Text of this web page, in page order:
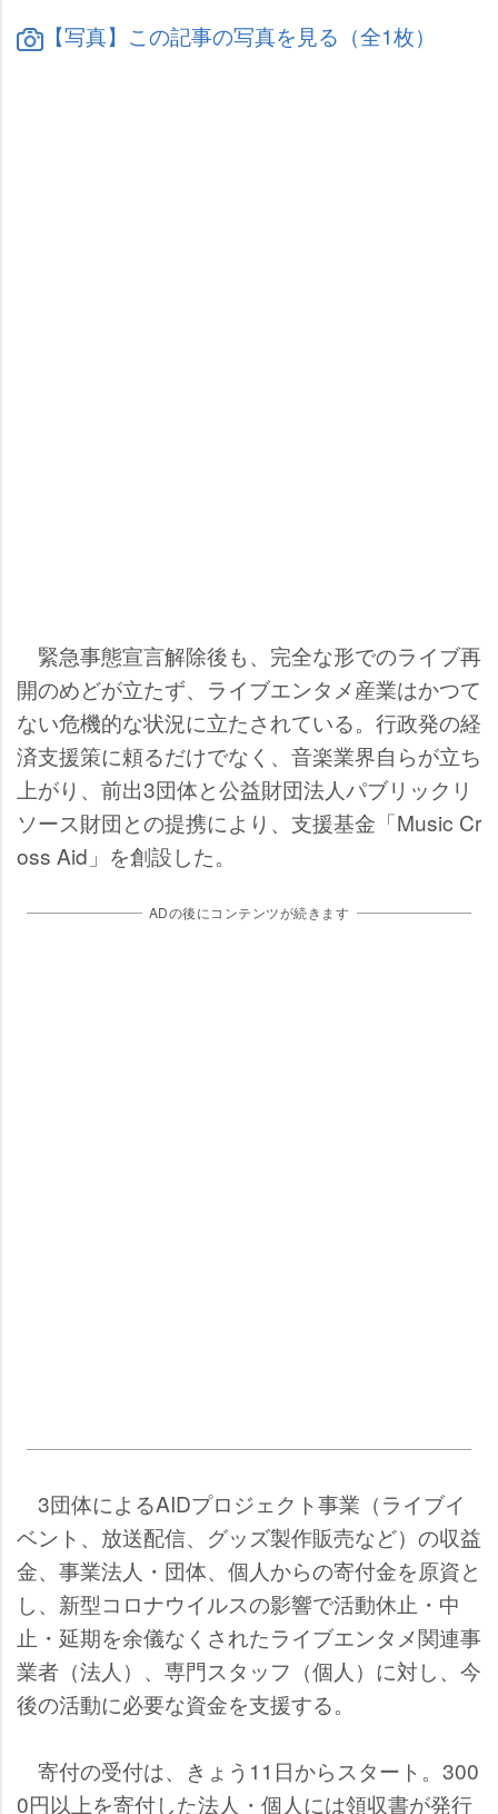
【写真】この記事の写真を見る（全1枚）
緊急事態宣言解除後も、完全な形でのライブ再
開のめどが立たず、ライブエンタメ産業はかつて
ない危機的な状況に立たされている。行政発の経
済支援策に頼るだけでなく、音楽業界自らが立ち
上がり、前出3団体と公益財団法人パブリックリ
ソース財団との提携により、支援基金「Music Cr
oss Aid」を創設した。
ADの後にコンテンツが続きます
3団体によるAIDプロジェクト事業（ライブイ
ベント、放送配信、グッズ製作販売など）の収益
金、事業法人・団体、個人からの寄付金を原資と
し、新型コロナウイルスの影響で活動休止・中
止・延期を余儀なくされたライブエンタメ関連事
業者（法人）、専門スタッフ（個人）に対し、今
後の活動に必要な資金を支援する。
寄付の受付は、きょう11日からスタート。300
0円以上を寄付した法人・個人には領収書が発行